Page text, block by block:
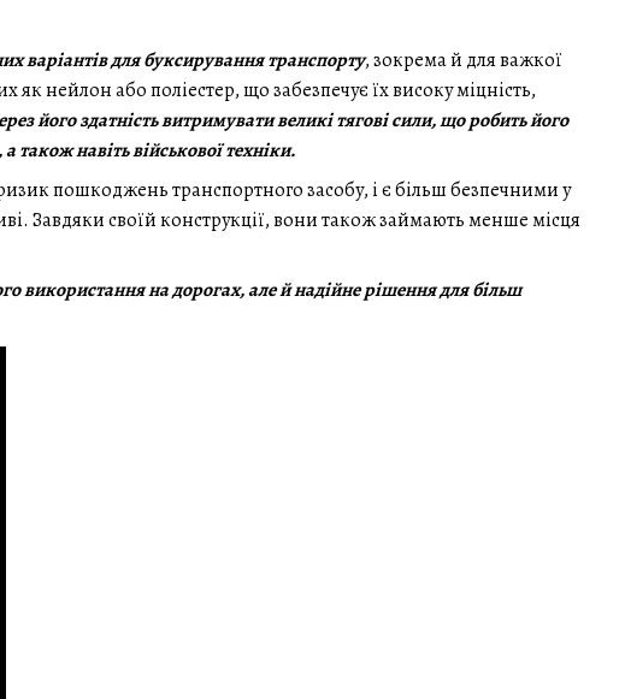
варіантів для буксирування транспорту, зокрема й для важкої
нейлон або поліестер, що забезпечує їх високу міцність,
його здатність витримувати великі тягові сили, що робить його
навіть військової техніки.
пошкоджень транспортного засобу, і є більш безпечними у
Завдяки своїй конструкції, вони також займають менше місця
використання на дорогах, але й надійне рішення для більш